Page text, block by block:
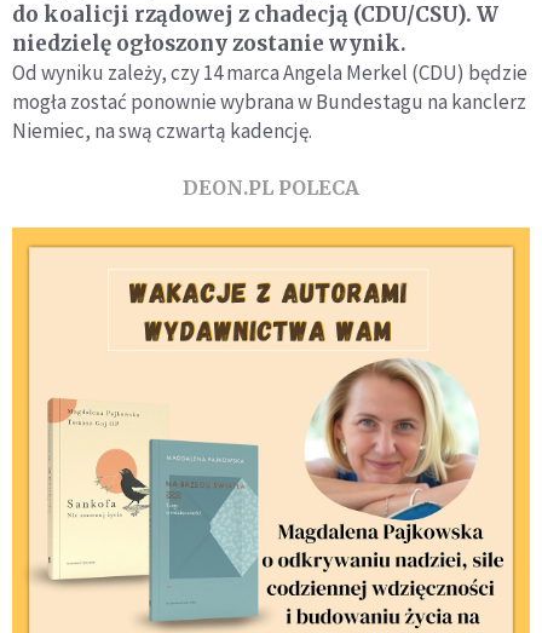
do koalicji rządowej z chadecją (CDU/CSU). W
niedzielę ogłoszony zostanie wynik.
Od wyniku zależy, czy 14 marca Angela Merkel (CDU) będzie
mogła zostać ponownie wybrana w Bundestagu na kanclerz
Niemiec, na swą czwartą kadencję.
DEON.PL POLECA